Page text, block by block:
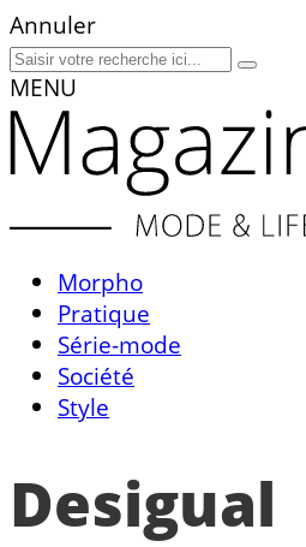
Annuler
MENU
Morpho
Pratique
Série-mode
Société
Style
Desigual